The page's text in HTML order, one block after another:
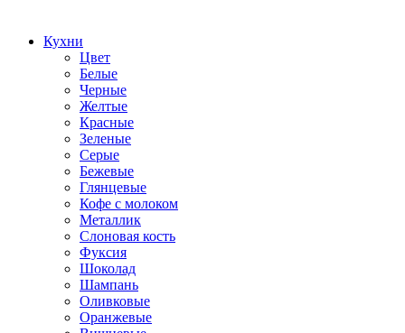
Кухни
Цвет
Белые
Черные
Желтые
Красные
Зеленые
Серые
Бежевые
Глянцевые
Кофе с молоком
Металлик
Слоновая кость
Фуксия
Шоколад
Шампань
Оливковые
Оранжевые